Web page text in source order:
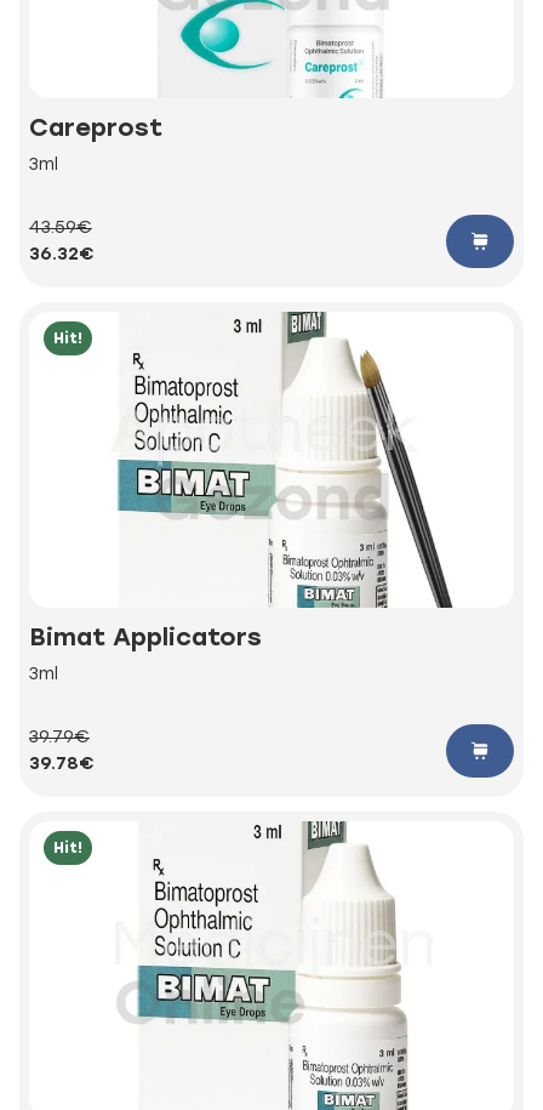
Careprost
3ml
43.59€
36.32€
Hit!
Bimat Applicators
3ml
39.79€
39.78€
Hit!